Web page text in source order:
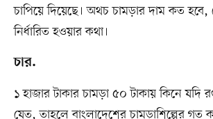
চাপিয়ে দিয়েছে। অথচ চামড়ার দাম কত হবে,
নির্ধারিত হওয়ার কথা।
চার.
১ হাজার টাকার চামড়া ৫০ টাকায় কিনে যদি
যেত, তাহলে বাংলাদেশের চামড়াশিল্পের গত